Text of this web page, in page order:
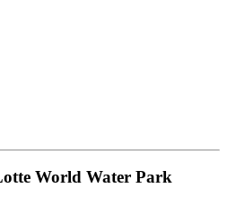
World Water Park